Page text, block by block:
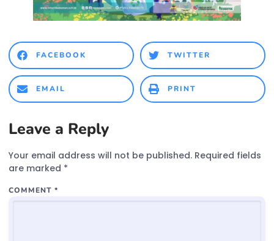
FACEBOOK TWITTER
EMAIL PRINT
Leave a Reply
Your email address will not be published. Required fields
are marked *
COMMENT *